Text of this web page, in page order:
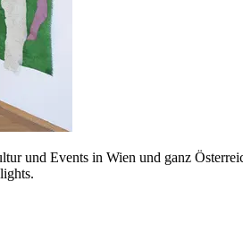
und Events in Wien und ganz